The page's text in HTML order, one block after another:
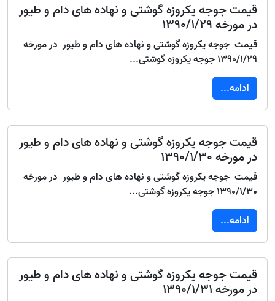
قیمت جوجه یکروزه گوشتی و نهاده های دام و طیور
در مورخه 1390/1/29
قیمت جوجه یکروزه گوشتی و نهاده های دام و طیور در مورخه
1390/1/29 جوجه یکروزه گوشتی...
ادامه...
قیمت جوجه یکروزه گوشتی و نهاده های دام و طیور
در مورخه 1390/1/30
قیمت جوجه یکروزه گوشتی و نهاده های دام و طیور در مورخه
1390/1/30 جوجه یکروزه گوشتی...
ادامه...
قیمت جوجه یکروزه گوشتی و نهاده های دام و طیور
در مورخه 1390/1/31